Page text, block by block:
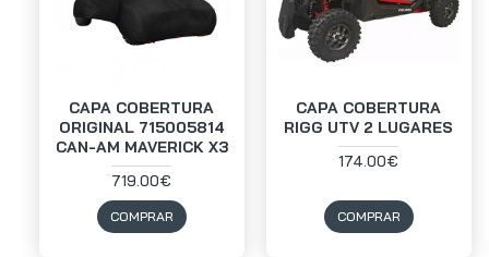
CAPA COBERTURA
ORIGINAL 715005814
CAN-AM MAVERICK X3
719.00€
COMPRAR
CAPA COBERTURA
RIGG UTV 2 LUGARES
174.00€
COMPRAR